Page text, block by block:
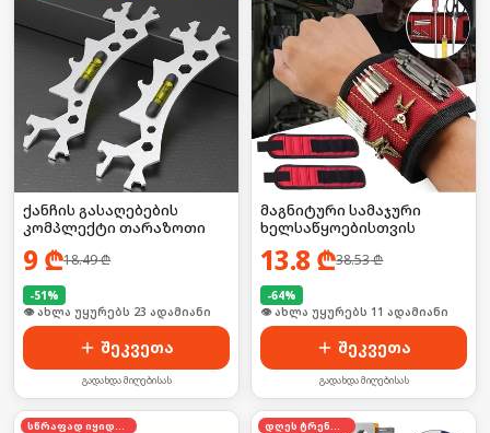
ქანჩის გასაღებების
კომპლექტი თარაზოთი
9 ₾18.49₾
-51%
🛒 ბოლო 24სთ-ში იყიდა 30-მა
შეკვეთა
გადახდა მიღებისას
მაგნიტური სამაჯური
ხელსაწყოებისთვის
13.8 ₾38.53₾
-64%
🛒 ბოლო 24სთ-ში იყიდა 20-მა
შეკვეთა
გადახდა მიღებისას